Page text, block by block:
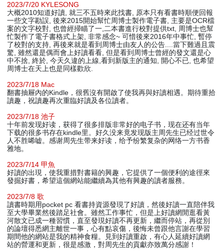
2023/7/20 KYLESONG
大概2010知道好讀, 就三不五時來此找書, 原本只有看書時順便回報
一些文字勘誤, 後來2015開始幫忙周博士製作電子書, 主要是OCR檔
案的文字校對, 也曾經掃瞄了一,二本書進行校對提供txt, 周博士也幫
忙製作了電子書格式上架, 非常感念~ 可惜後來2016年中事忙, 暫停
了校對的支持, 再後來就是看到周博士由友人的公告....當下難過且震
驚, 雖然還是偶而會上好讀看看, 但是看到周博士曾經的發文還是心
中不捨, 終於, 今天久違的上線,看到新版主的通知, 開心不已, 也希望
周博士在天上也是同樣歡欣.
2023/7/18 Mac
翻書抽屜內的Kindle，很舊沒有開啟了使我再與好讀相遇。期待重拾
讀趣，祝讀趣再次重臨好讀及各位讀者。
2023/7/18 池子
十年前发现好读，获得了很多排版非常好的电子书，现在还有当年
下载的很多书存在kindle里。好久没来竟发现版主周先生已经过世令
人不胜唏嘘。感谢周先生带来好读，给予纷繁复杂的网络一方书香
雅地。
2023/7/14 甲魚
好讀的出現，使我重措對書籍的興趣，它提供了一個便利的途徑來
發掘好書，希望這個網站能繼續為其他有興趣的讀者服務。
2023/7/8 歌
讀書時期用pocket pc 看書持資源發現了好讀，然後好讀一直陪伴我
至大學畢業然後踏足社會。雖然工作事忙，但是上好讀網閒逛看黃
河散文已成一種習慣，直至發現好讀不再更新，繼而停站，再從別
的論壇得悉網主離世一事，心有點哀傷，後悔未曾跟他言謝在學習
期間他的網站是我的精神食糧。見到好讀重啟，有心人延續好讀網
站的營運和更新，很是感激，對周先生的貢獻亦致萬分感謝！